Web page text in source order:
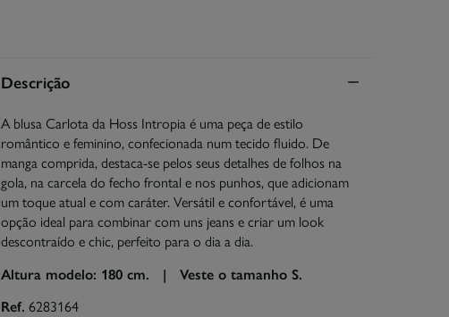
Descrição
A blusa Carlota da Hoss Intropia é uma peça de estilo
romântico e feminino, confecionada num tecido fluido. De
manga comprida, destaca-se pelos seus detalhes de folhos na
gola, na carcela do fecho frontal e nos punhos, que adicionam
um toque atual e com caráter. Versátil e confortável, é uma
opção ideal para combinar com uns jeans e criar um look
descontraído e chic, perfeito para o dia a dia.
Altura modelo: 180 cm. | Veste o tamanho S.
Ref. 6283164